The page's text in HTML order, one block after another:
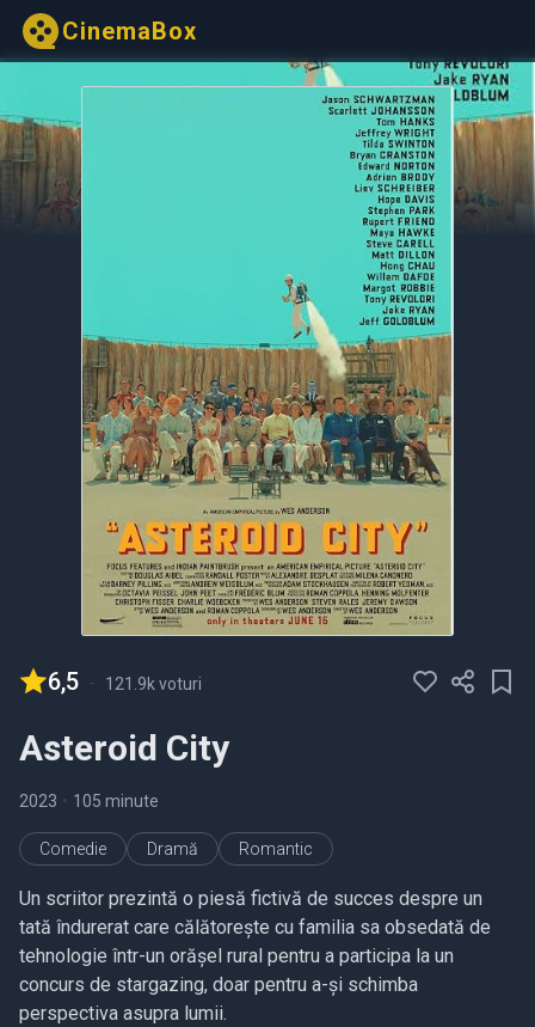
CinemaBox
6,5 - 121.9k voturi
Asteroid City
2023 • 105 minute
Comedie Dramă Romantic
Un scriitor prezintă o piesă fictivă de succes despre un
tată îndurerat care călătorește cu familia sa obsedată de
tehnologie într-un orășel rural pentru a participa la un
concurs de stargazing, doar pentru a-și schimba
perspectiva asupra lumii.